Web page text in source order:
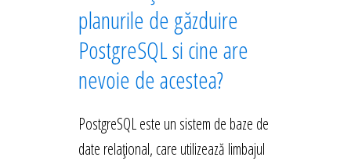
planurile de găzduire
PostgreSQL si cine are
nevoie de acestea?
PostgreSQL este un sistem de baze de
date relațional, care utilizează limbajul